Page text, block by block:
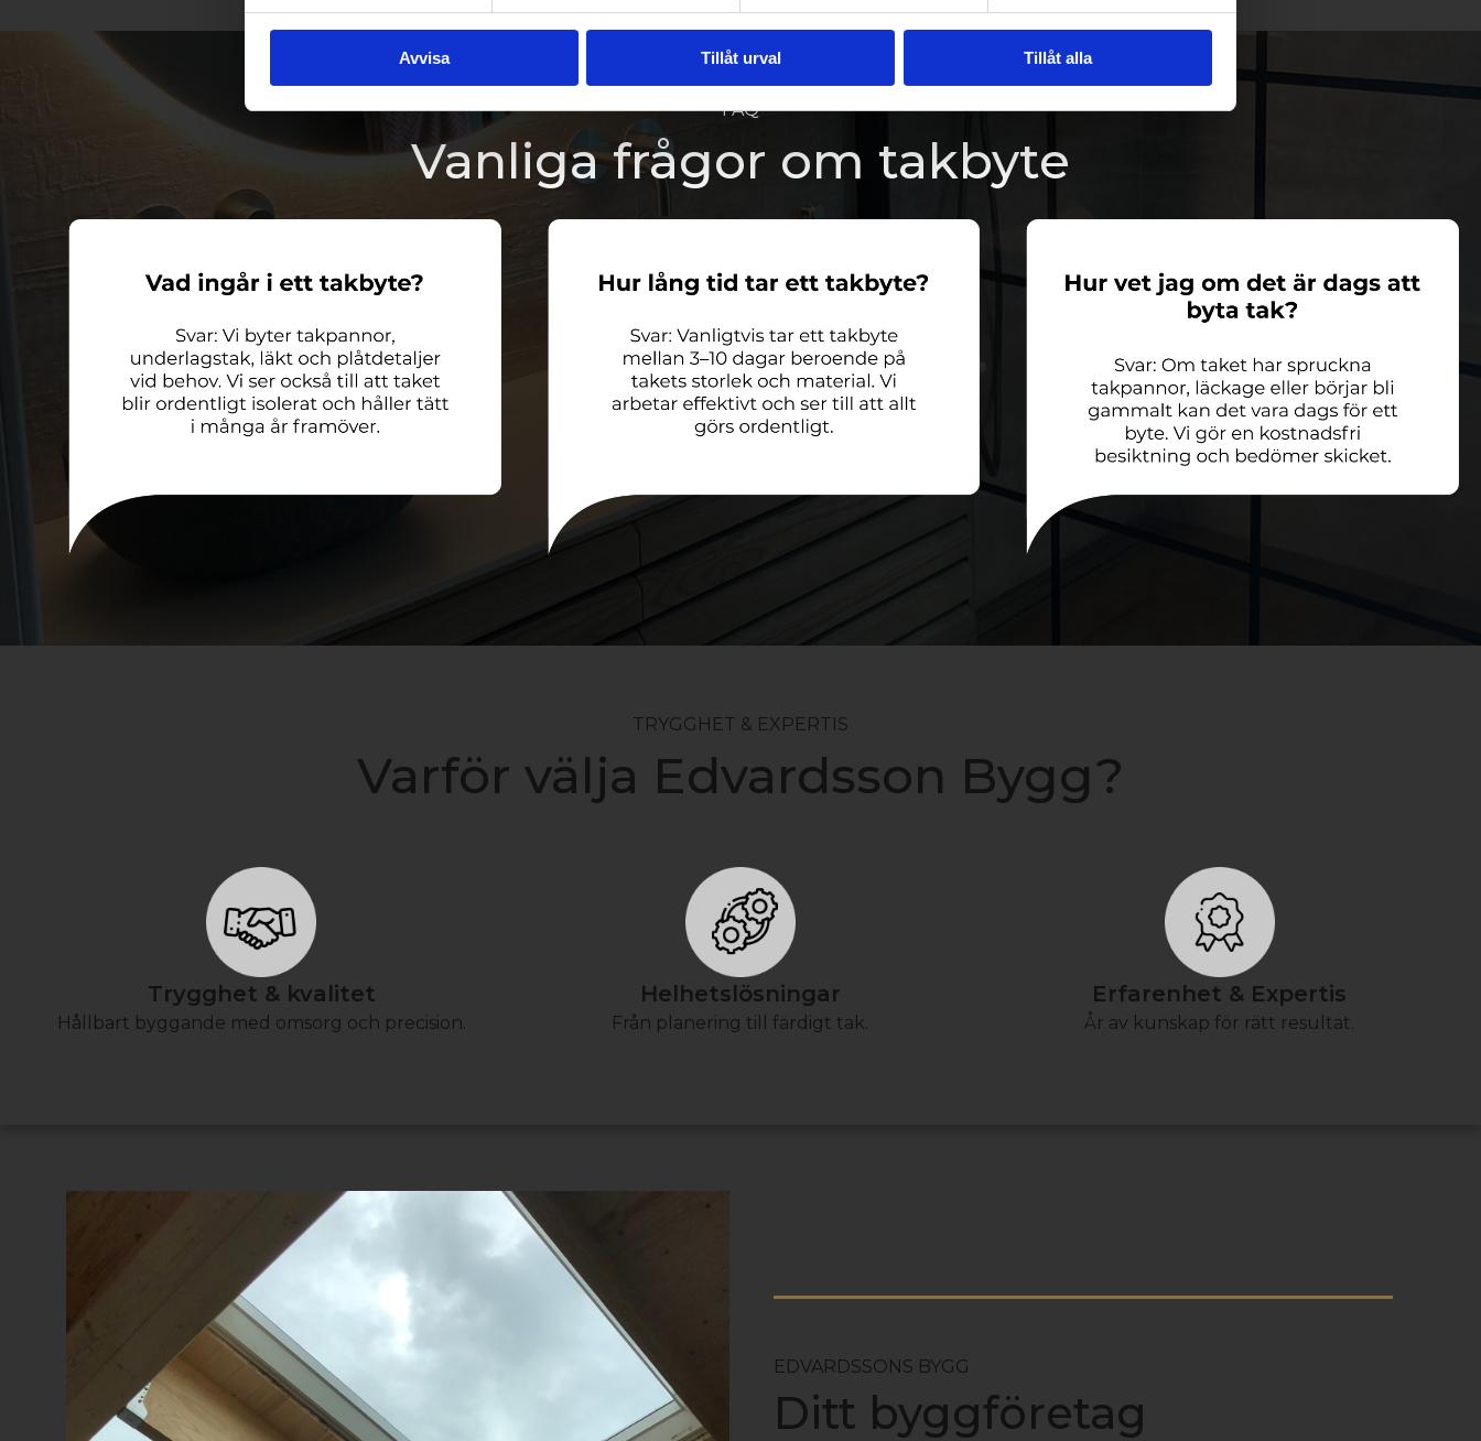
Avvisa Tillåt urval Tillåt alla
FAQ
Vanliga frågor om takbyte
TRYGGHET & EXPERTIS
Varför välja Edvardsson Bygg?
Trygghet & kvalitet
Hållbart byggande med omsorg och precision.
Helhetslösningar
Från planering till färdigt tak.
Erfarenhet & Expertis
År av kunskap för rätt resultat.
EDVARDSSONS BYGG
Ditt byggföretag